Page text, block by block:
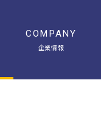
COMPANY
企業情報